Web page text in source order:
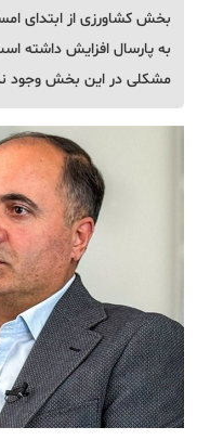
بخش کشاورزی از ابتدای
به پارسال افزایش داشته
مشکلی در این بخش وجود